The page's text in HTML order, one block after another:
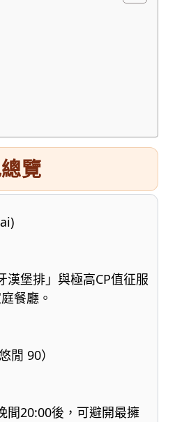
覽
漢堡排」與極高CP值征服
餐廳。
閒 90）
間20:00後，可避開最擁